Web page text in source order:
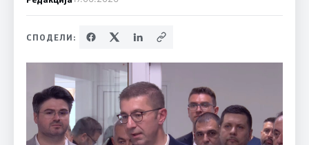
СПОДЕЛИ: